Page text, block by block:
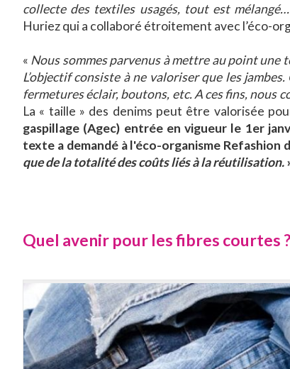
collecte des textiles usagés, tout est
Huriez qui a collaboré étroitement avec l’éco-
« Nous sommes parvenus à mettre au point une
L’objectif consiste à ne valoriser que les
fermetures éclair, boutons, etc. A ces fins, nous
La « taille » des denims peut être valorisée
gaspillage (Agec) entrée en vigueur le 1er
texte a demandé à l'éco-organisme Refashion
que de la totalité des coûts liés à la réutilisation.
Quel avenir pour les fibres courtes ?